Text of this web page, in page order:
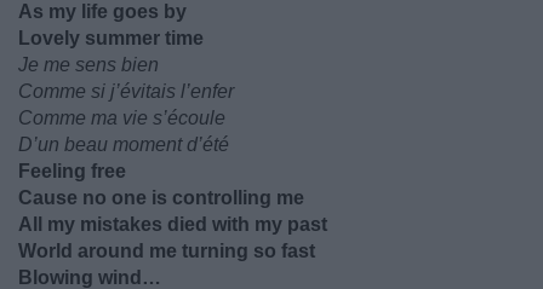
As my life goes by
Lovely summer time
Je me sens bien
Comme si j’évitais l’enfer
Comme ma vie s’écoule
D’un beau moment d’été
Feeling free
Cause no one is controlling me
All my mistakes died with my past
World around me turning so fast
Blowing wind…